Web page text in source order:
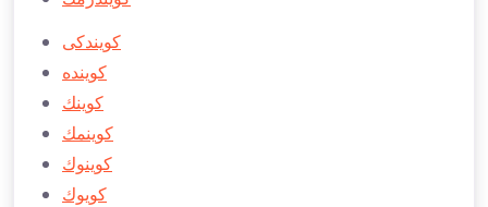
كويندكی
كوينده
كوينك
كوينمك
كوينوك
كويوك